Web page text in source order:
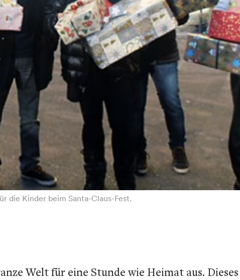
die Kinder beim Santa-Claus-Fest.
Welt für eine Stunde wie Heimat aus.